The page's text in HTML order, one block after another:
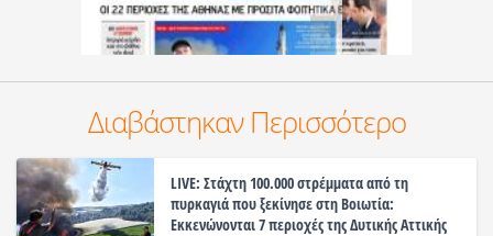
Διαβάστηκαν Περισσότερο
LIVE: Στάχτη 100.000 στρέμματα από τη
πυρκαγιά που ξεκίνησε στη Βοιωτία:
Εκκενώνονται 7 περιοχές της Δυτικής Αττικής